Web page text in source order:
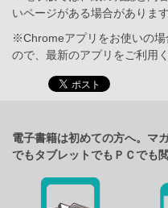
いページがある場合があります
※Chromeアプリをお使いの
ので、最新のアプリをご利用く
電子書籍は初めての方へ。マ
でもタブレットでもＰＣでも